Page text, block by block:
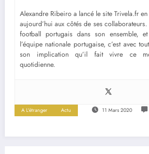
Alexandre Ribeiro a lancé le site Trivela.fr
aujourd’hui aux côtés de ses
football portugais dans son ensemble,
l’équipe nationale portugaise, c’est avec
son implication qu’il fait vivre ce
quotidienne.
A L'étranger Actu 11 Mars 2020